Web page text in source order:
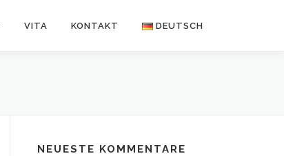
VITA KONTAKT DEUTSCH
NEUESTE KOMMENTARE